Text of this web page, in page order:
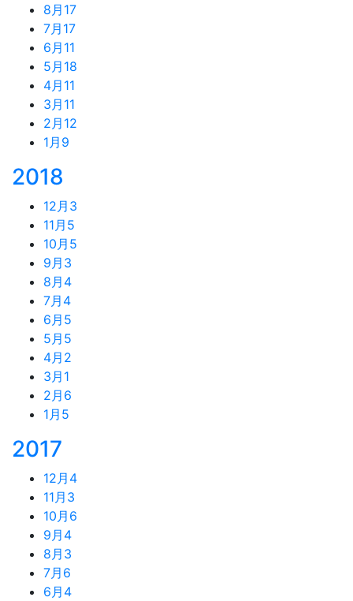
8月 17
7月 17
6月 11
5月 18
4月 11
3月 11
2月 12
1月 9
2018
12月 3
11月 5
10月 5
9月 3
8月 4
7月 4
6月 5
5月 5
4月 2
3月 1
2月 6
1月 5
2017
12月 4
11月 3
10月 6
9月 4
8月 3
7月 6
6月 4